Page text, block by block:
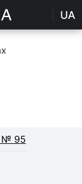
UA
№ 95